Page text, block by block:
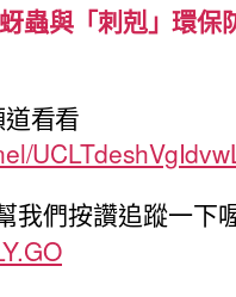
蟲與「刺剋」環保
看看
我們按讚追蹤一下